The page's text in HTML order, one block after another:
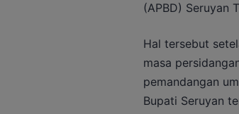
(APBD) Seruyan
Hal tersebut
masa
pemandangan
Bupati Seruyan